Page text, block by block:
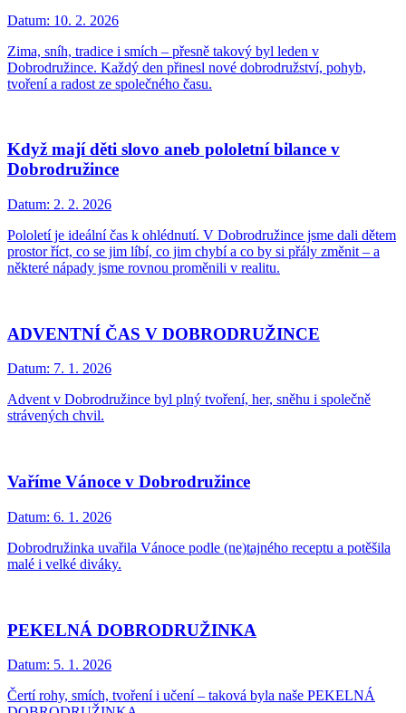
Datum: 10. 2. 2026
Zima, sníh, tradice i smích – přesně takový byl leden v
Dobrodružince. Každý den přinesl nové dobrodružství, pohyb,
tvoření a radost ze společného času.
Když mají děti slovo aneb pololetní bilance v
Dobrodružince
Datum: 2. 2. 2026
Pololetí je ideální čas k ohlédnutí. V Dobrodružince jsme dali dětem
prostor říct, co se jim líbí, co jim chybí a co by si přály změnit – a
některé nápady jsme rovnou proměnili v realitu.
ADVENTNÍ ČAS V DOBRODRUŽINCE
Datum: 7. 1. 2026
Advent v Dobrodružince byl plný tvoření, her, sněhu i společně
strávených chvil.
Vaříme Vánoce v Dobrodružince
Datum: 6. 1. 2026
Dobrodružinka uvařila Vánoce podle (ne)tajného receptu a potěšila
malé i velké diváky.
PEKELNÁ DOBRODRUŽINKA
Datum: 5. 1. 2026
Čertí rohy, smích, tvoření i učení – taková byla naše PEKELNÁ